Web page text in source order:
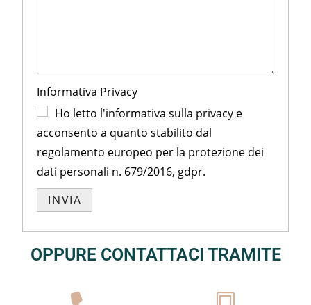
Informativa Privacy
Ho letto l'informativa sulla privacy e
acconsento a quanto stabilito dal
regolamento europeo per la protezione dei
dati personali n. 679/2016, gdpr.
OPPURE CONTATTACI TRAMITE